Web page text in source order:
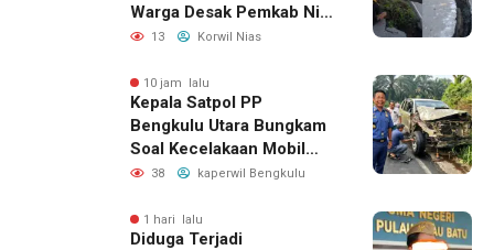
Warga Desak Pemkab Nias
Selatan Bergerak Cepat
13 Korwil Nias
10 jam lalu
Kepala Satpol PP
Bengkulu Utara Bungkam
Soal Kecelakaan Mobil
Dinas yang Dikemudikan
38 kaperwil Bengkulu
1 hari lalu
Diduga Terjadi